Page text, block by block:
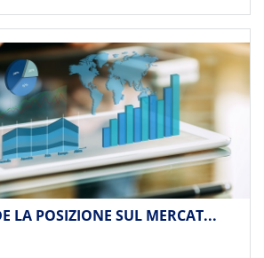
LA POSIZIONE SUL MERCAT...